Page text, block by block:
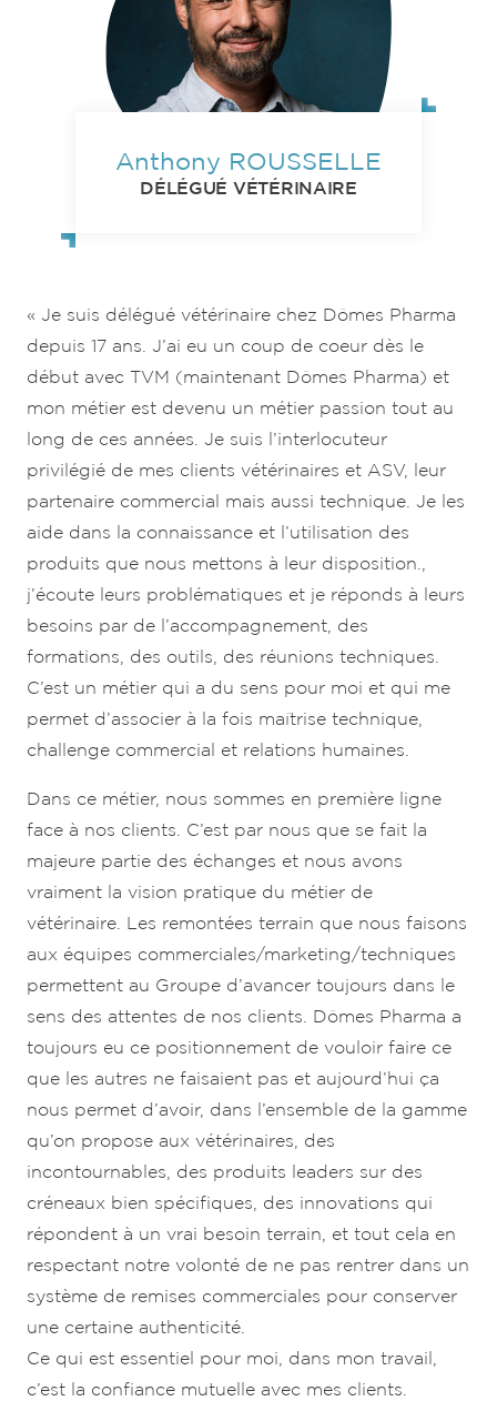
Anthony ROUSSELLE
DÉLÉGUÉ VÉTÉRINAIRE
« Je suis délégué vétérinaire chez Dômes Pharma
depuis 17 ans. J’ai eu un coup de coeur dès le
début avec TVM (maintenant Dômes Pharma) et
mon métier est devenu un métier passion tout au
long de ces années. Je suis l’interlocuteur
privilégié de mes clients vétérinaires et ASV, leur
partenaire commercial mais aussi technique. Je les
aide dans la connaissance et l’utilisation des
produits que nous mettons à leur disposition.,
j’écoute leurs problématiques et je réponds à leurs
besoins par de l’accompagnement, des
formations, des outils, des réunions techniques.
C’est un métier qui a du sens pour moi et qui me
permet d’associer à la fois maîtrise technique,
challenge commercial et relations humaines.
Dans ce métier, nous sommes en première ligne
face à nos clients. C’est par nous que se fait la
majeure partie des échanges et nous avons
vraiment la vision pratique du métier de
vétérinaire. Les remontées terrain que nous faisons
aux équipes commerciales/marketing/techniques
permettent au Groupe d’avancer toujours dans le
sens des attentes de nos clients. Dômes Pharma a
toujours eu ce positionnement de vouloir faire ce
que les autres ne faisaient pas et aujourd’hui ça
nous permet d’avoir, dans l’ensemble de la gamme
qu’on propose aux vétérinaires, des
incontournables, des produits leaders sur des
créneaux bien spécifiques, des innovations qui
répondent à un vrai besoin terrain, et tout cela en
respectant notre volonté de ne pas rentrer dans un
système de remises commerciales pour conserver
une certaine authenticité.
Ce qui est essentiel pour moi, dans mon travail,
c’est la confiance mutuelle avec mes clients.